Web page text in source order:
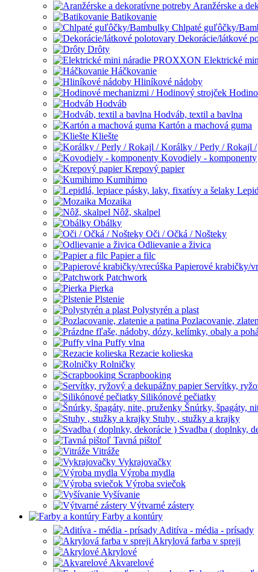
Aranžérske a
Batikovanie
Chlpaté guľôčky/
Dekorácie/látkové
Drôty
Elektrické
Háčkovanie
Hliníkové nádoby
Hodváb
Hodváb, textil a bavlna
Kartón a machová guma
Kliešte
Korálky / Perly / Rokajl /
Kovodiely - komponenty
Krepový papier
Kumihimo
Mozaika
Nôž, skalpel
Obálky
Oči / Očká / Nošteky
Odlievanie a živica
Papier a filc
Papierové krabičky/
Patchwork
Pierka
Plstenie
Polystyrén a plast
Pozlacovanie,
Puffy vlna
Rezacie kolieska
Rolničky
Scrapbooking
Servítky,
Silikónové pečiatky
Šnúrky, špagáty,
Stuhy , stužky a krajky
Svadba ( doplnky,
Tavná pištoľ
Vitráže
Vykrajovačky
Výroba mydla
Výroba sviečok
Vyšívanie
Výtvarné zástery
Farby a kontúry
Aditíva - média - prísady
Akrylová farba v spreji
Akrylové
Akvarelové